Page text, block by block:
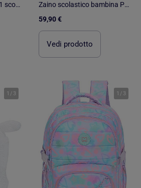
Zaino scuola bambino 1 scomparto POL FOX Space Invader grigio motivo extraterrestre gaming
Zaino scolastico bambina POL FOX HAPPY BLUSH reversibile 2 scomparti rosa motivo fiore
59,90 €
Vedi prodotto
1 / 3 1 / 3